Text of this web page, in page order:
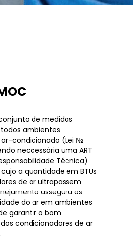
de medidas
ambientes
ar-condicionado (Lei №
neccessária uma ART
Técnica)
a quantidade em BTUs
de ar ultrapassem
assegura os
do ar em ambientes
garantir o bom
condicionadores de ar